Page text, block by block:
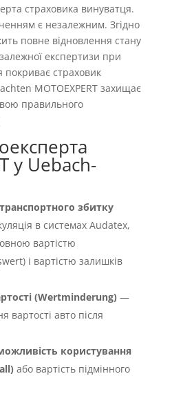
страховика винуватця.
є незалежним. Згідно
повне відновлення стану
експертизи при
покриває страховик
MOTOEXPERT захищає
правильного
у Uebach-
збитку
в системах Audatex,
вартістю
і вартістю залишків
(Wertminderung) —
вартості авто після
користування
або вартість підмінного